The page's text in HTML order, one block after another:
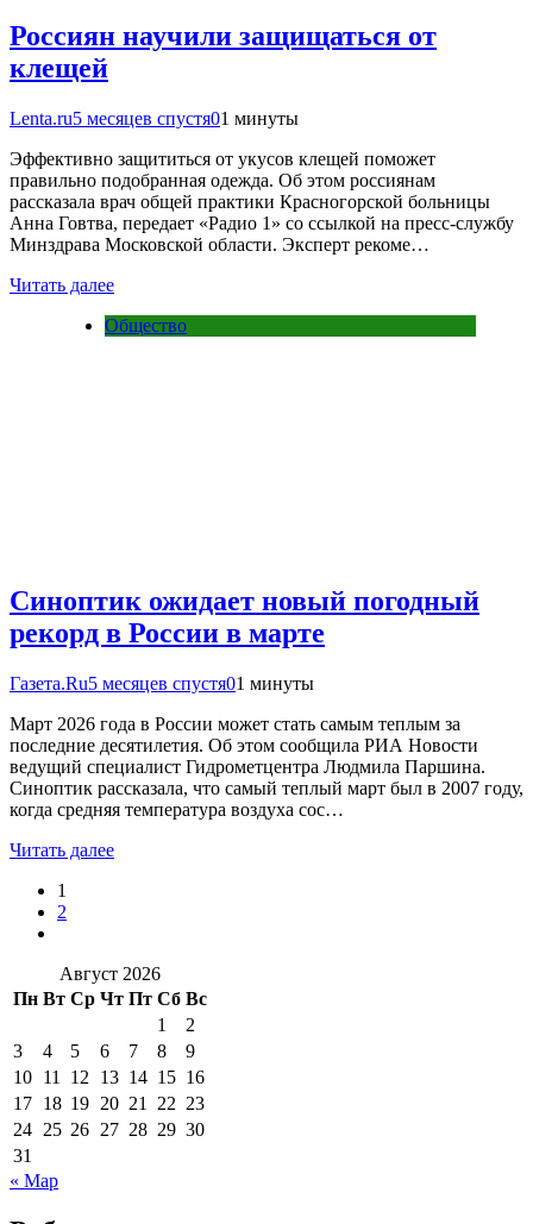
Россиян научили защищаться от
клещей
Lenta.ru5 месяцев спустя01 минуты
Эффективно защититься от укусов клещей поможет
правильно подобранная одежда. Об этом россиянам
рассказала врач общей практики Красногорской больницы
Анна Говтва, передает «Радио 1» со ссылкой на пресс-службу
Минздрава Московской области. Эксперт рекоме…
Читать далее
Общество
Синоптик ожидает новый погодный
рекорд в России в марте
Газета.Ru5 месяцев спустя01 минуты
Март 2026 года в России может стать самым теплым за
последние десятилетия. Об этом сообщила РИА Новости
ведущий специалист Гидрометцентра Людмила Паршина.
Синоптик рассказала, что самый теплый март был в 2007 году,
когда средняя температура воздуха сос…
Читать далее
1
2
Август 2026
Пн Вт Ср Чт Пт Сб Вс
1
2
3
4 5 6 7 8
9
10 11 12 13 14 15 16
17 18 19 20 21 22 23
24 25 26 27 28 29 30
31
« Мар